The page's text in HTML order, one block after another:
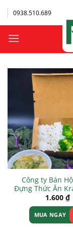
Bỏ
qua
dung
0938.510.689
Công ty Bán
Đựng Thức Ăn
1.600 ₫
MUA NGAY